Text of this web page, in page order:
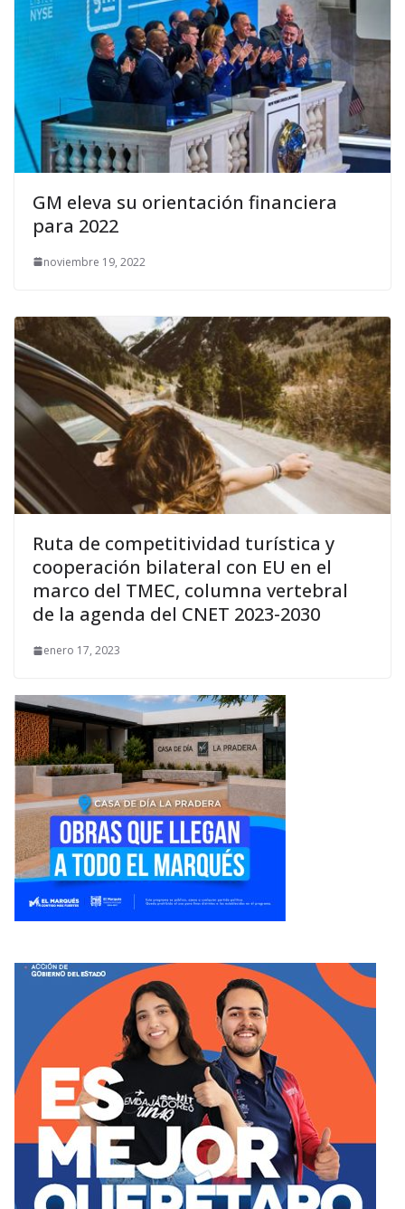
GM eleva su orientación financiera
para 2022
noviembre 19, 2022
Ruta de competitividad turística y
cooperación bilateral con EU en el
marco del TMEC, columna vertebral
de la agenda del CNET 2023-2030
enero 17, 2023